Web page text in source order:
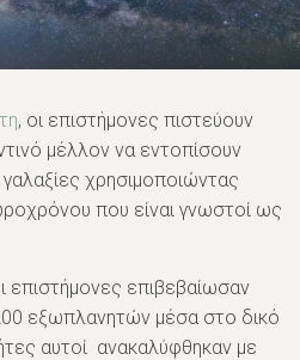
G
A
, οι επιστήμονες πιστεύουν
μέλλον να εντοπίσουν
χρησιμοποιώντας
που είναι γνωστοί ως
επιστήμονες επιβεβαίωσαν
εξωπλανητών μέσα στο δικό
αυτοί ανακαλύφθηκαν με